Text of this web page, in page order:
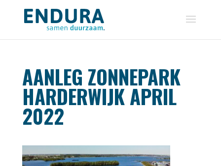
AANLEG ZONNEPARK
HARDERWIJK APRIL
2022